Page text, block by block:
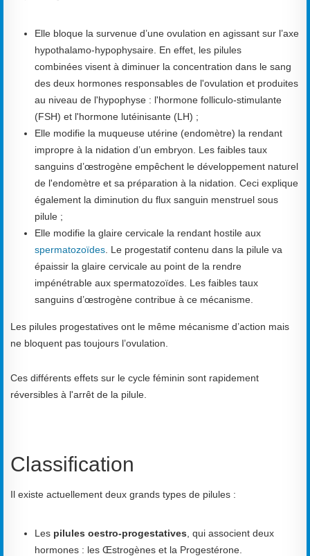
Elle bloque la survenue d’une ovulation en agissant sur l’axe
hypothalamo-hypophysaire. En effet, les pilules
combinées visent à diminuer la concentration dans le sang
des deux hormones responsables de l'ovulation et produites
au niveau de l'hypophyse : l'hormone folliculo-stimulante
(FSH) et l'hormone lutéinisante (LH) ;
Elle modifie la muqueuse utérine (endomètre) la rendant
impropre à la nidation d’un embryon. Les faibles taux
sanguins d’œstrogène empêchent le développement naturel
de l'endomètre et sa préparation à la nidation. Ceci explique
également la diminution du flux sanguin menstruel sous
pilule ;
Elle modifie la glaire cervicale la rendant hostile aux
spermatozoïdes . Le progestatif contenu dans la pilule va
épaissir la glaire cervicale au point de la rendre
impénétrable aux spermatozoïdes. Les faibles taux
sanguins d’œstrogène contribue à ce mécanisme.
Les pilules progestatives ont le même mécanisme d’action mais
ne bloquent pas toujours l’ovulation.
Ces différents effets sur le cycle féminin sont rapidement
réversibles à l'arrêt de la pilule.
Classification
Il existe actuellement deux grands types de pilules :
Les pilules oestro-progestatives , qui associent deux
hormones : les Œstrogènes et la Progestérone.